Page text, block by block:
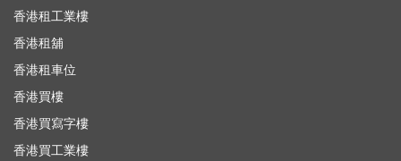
香港租工業樓
香港租舖
香港租車位
香港買樓
香港買寫字樓
香港買工業樓